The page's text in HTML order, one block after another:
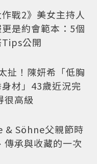
作戰2》美女主持人
是約會範本：5個
公開
扯！陳妍希「低胸
材」43歲近況完
很高級
& Söhne父親節時
傳承與收藏的一次